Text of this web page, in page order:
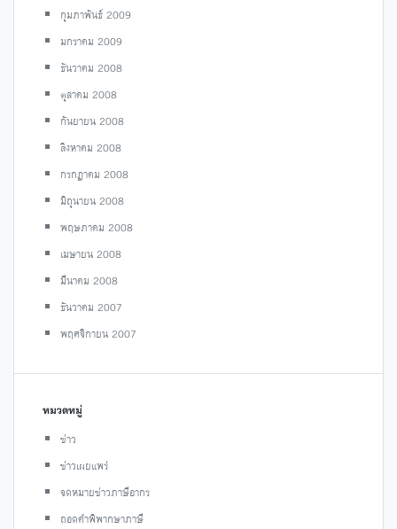
กุมภาพันธ์ 2009
มกราคม 2009
ธันวาคม 2008
ตุลาคม 2008
กันยายน 2008
สิงหาคม 2008
กรกฎาคม 2008
มิถุนายน 2008
พฤษภาคม 2008
เมษายน 2008
มีนาคม 2008
ธันวาคม 2007
พฤศจิกายน 2007
หมวดหมู่
ข่าว
ข่าวเผยแพร่
จดหมายข่าวภาษีอากร
ถอดคำพิพากษาภาษี